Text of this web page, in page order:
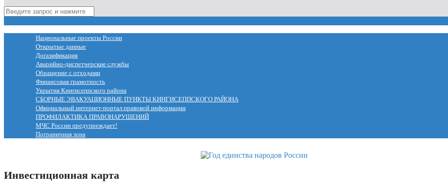
Национальные проекты России
Открытые данные
Догазификация
Аварийно-диспетчерские службы
Обращение с отходами
Финансовая грамотность
Укрытия Кингисеппского района
СБОРНЫЕ ЭВАКУАЦИОННЫЕ ПУНКТЫ КИНГИСЕППСКОГО РАЙОНА
Официальный интернет-портал правовой информации
ПРОФИЛАКТИКА ПРАВОНАРУШЕНИЙ
МЧС России предупреждает!
Пограничная зона
Инвестиционная карта